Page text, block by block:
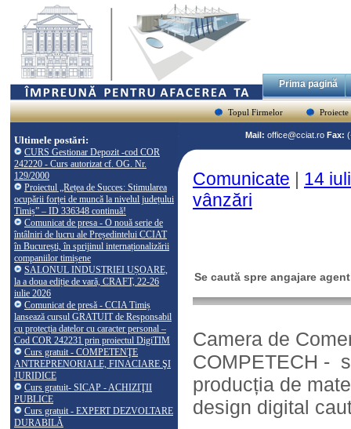
Prima pagină
Topul Firmelor Proiecte
Ultimele postări:
CURS Gestionar Depozit -cod COR
242220 - Curs autorizat cf. OG. Nr.
129/2000
Proiectul „Rețea de Succes: Stimularea
ocupării forței de muncă la nivelul județului
Timiș” – ID 336348 continuă!
Comunicat de presa - O nouă serie de
întâlniri de lucru ale Președintelui CCIAT
în București, în sprijinul internaționalizării
companiilor timișene
SALONUL INDUSTRIEI UȘOARE,
la a doua ediție de vară, CRAFT, 22-26
iulie 2026
Comunicat de presă - CCIA Timiș
lansează cursul GRATUIT de Responsabil
cu protecția datelor cu caracter personal –
Cod COR 242231 prin proiectul DigiTIM
Curs gratuit - COMPETENŢE
ANTREPRENORIALE, FINACIARE ŞI
JURIDICE
Curs gratuit- SICAP - ACHIZIŢII
PUBLICE
Curs gratuit - EXPERT DEZVOLTARE
DURABILĂ
Mail: office@cciat.ro Fax:
Comunicate | 14
vânzări
Se caută spre angajare
Camera de
COMPETECH -
producția de
design digital